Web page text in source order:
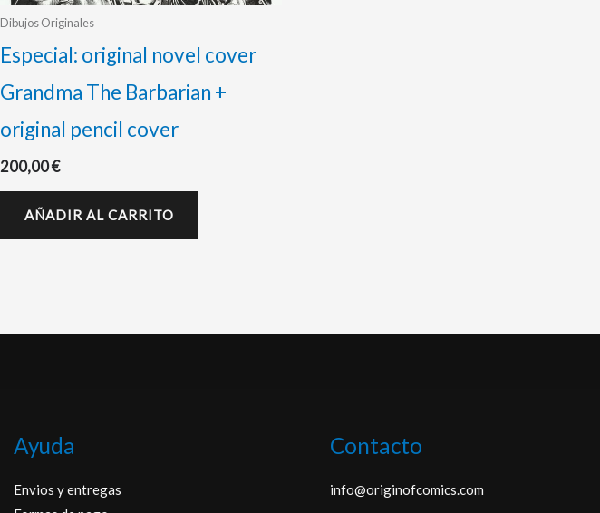
Dibujos Originales
Especial: original novel cover
Grandma The Barbarian +
original pencil cover
200,00€
AÑADIR AL CARRITO
Ayuda
Envios y entregas
Contacto
info@originofcomics.com